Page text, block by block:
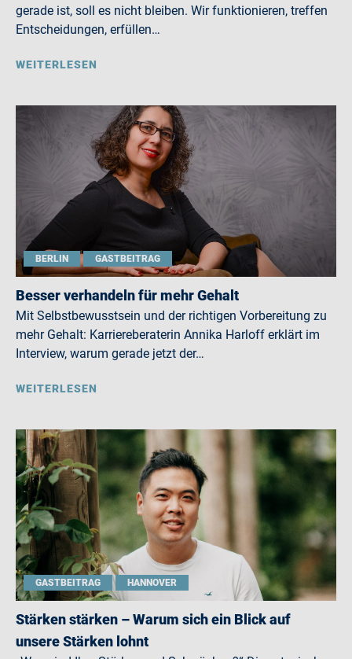
gerade ist, soll es nicht bleiben. Wir funktionieren, treffen
Entscheidungen, erfüllen…
WEITERLESEN
BERLIN GASTBEITRAG
Besser verhandeln für mehr Gehalt
Mit Selbstbewusstsein und der richtigen Vorbereitung zu
mehr Gehalt: Karriereberaterin Annika Harloff erklärt im
Interview, warum gerade jetzt der…
WEITERLESEN
GASTBEITRAG HANNOVER
Stärken stärken – Warum sich ein Blick auf
unsere Stärken lohnt